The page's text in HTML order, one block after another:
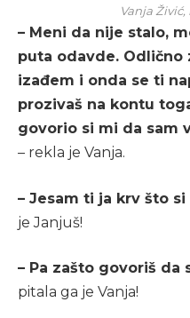
Vanja
– Meni da nije stalo,
puta odavde. Odlično
izađem i onda se ti
prozivaš na kontu
govorio si mi da sam
– rekla je Vanja.
– Jesam ti ja krv što
je Janjuš!
– Pa zašto govoriš da
pitala ga je Vanja!